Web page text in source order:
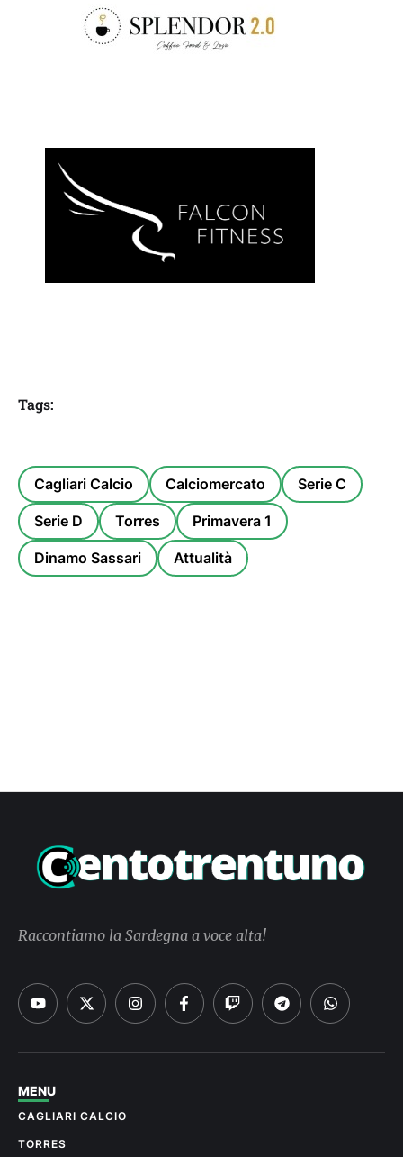
Tags:
Cagliari Calcio Calciomercato Serie C
Serie D Torres Primavera 1
Dinamo Sassari Attualità
Raccontiamo la Sardegna a voce alta!
MENU
CAGLIARI CALCIO
TORRES